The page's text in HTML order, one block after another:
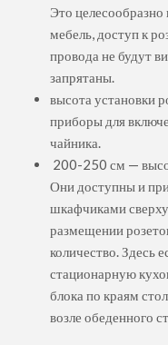
Это
мебель, доступ к
провода не будут
запрятаны.
высота установки
приборы для
чайника.
200-250 см —
Они доступны и
шкафчиками
размещении
количество. Здесь
стационарную
блока по краям
возле обеденного